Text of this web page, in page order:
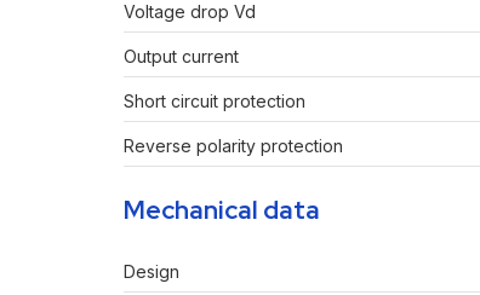
Voltage drop Vd
Output current
Short circuit protection
Reverse polarity protection
Mechanical data
Design